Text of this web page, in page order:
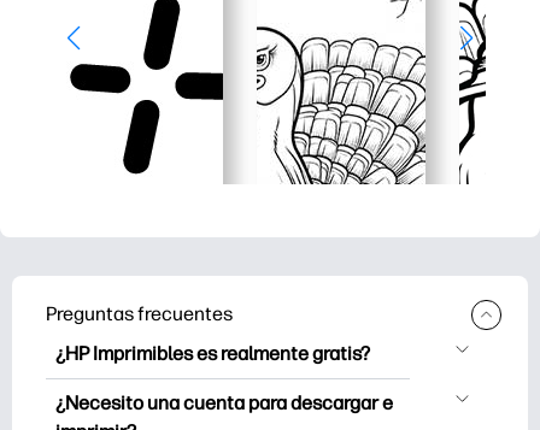
Preguntas frecuentes
¿HP Imprimibles es realmente gratis?
HP Printables ofrece más de 2.500
imprimibles gratuitos para descargar e
¿Necesito una cuenta para descargar e